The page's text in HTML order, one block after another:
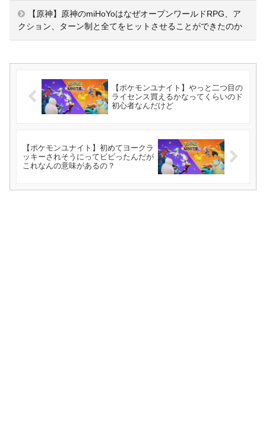
【原神】原神のmiHoYoはなぜオープンワールドRPG、ア
クション、ターン制と全てをヒットさせることができたのか
【ポケモンユナイト】やっと二つ目の
ライセンス買えるかなってくらいのド
初心者なんだけど
【ポケモンユナイト】初めてヨークラ
ッキーされそうにってビビったんだが
これなんの意味があるの？